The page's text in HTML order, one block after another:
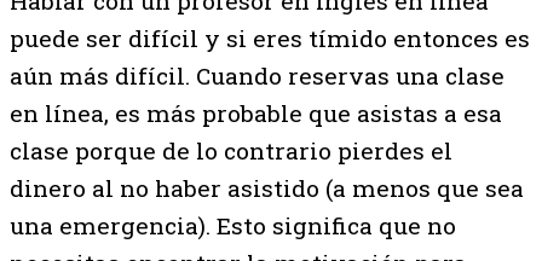
puede ser difícil y si eres tímido entonces es
aún más difícil. Cuando reservas una clase
en línea, es más probable que asistas a esa
clase porque de lo contrario pierdes el
dinero al no haber asistido (a menos que sea
una emergencia). Esto significa que no